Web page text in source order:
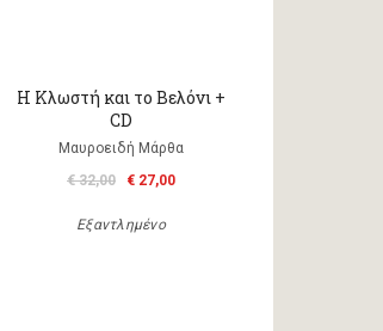
Η Κλωστή και το Βελόνι +
CD
Μαυροειδή Μάρθα
€ 32,00
€ 27,00
Εξαντλημένο